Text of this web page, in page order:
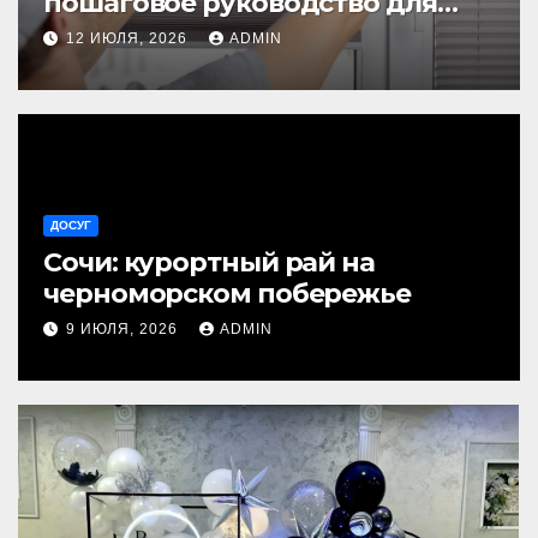
начинающих
12 ИЮЛЯ, 2026 ADMIN
ДОСУГ
Сочи: курортный рай на
черноморском побережье
9 ИЮЛЯ, 2026 ADMIN